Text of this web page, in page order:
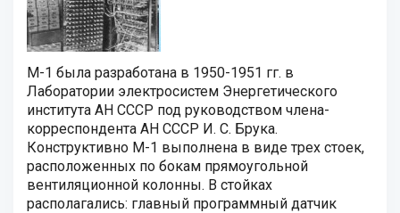
М-1 была разработана в 1950-1951 гг. в
Лаборатории электросистем Энергетического
института АН СССР под руководством члена-
корреспондента АН СССР И. С. Брука.
Конструктивно М-1 выполнена в виде трех стоек,
расположенных по бокам прямоугольной
вентиляционной колонны. В стойках
располагались: главный программный датчик